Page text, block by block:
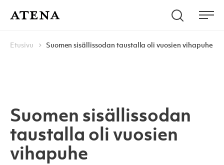
Atena Kustannus Hae
Navigoi
Etusivu
Suomen sisällissodan taustalla oli vuosien vihapuhe
Suomen sisällissodan
taustalla oli vuosien
vihapuhe